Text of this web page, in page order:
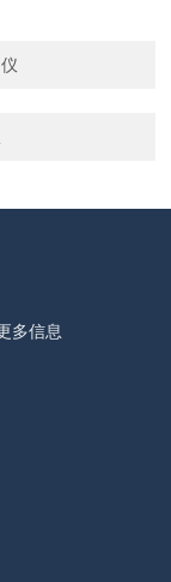
多信息